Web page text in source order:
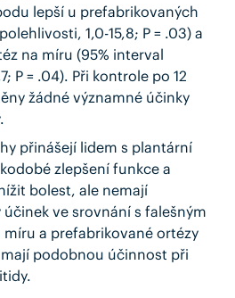
lepší u prefabrikovaných
1,0-15,8; P = .03) a
na míru (95% interval
P = .04). Při kontrole po 12
žádné významné účinky
přinášejí lidem s plantární
zlepšení funkce a
bolest, ale nemají
ve srovnání s falešným
a prefabrikované ortézy
podobnou účinnost při